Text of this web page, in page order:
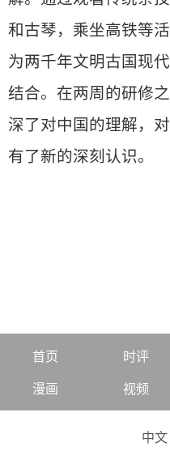
和古琴，乘坐高铁等
为两千年文明古国现
结合。在两周的研修
深了对中国的理解，
有了新的深刻认识。
首页 时评
漫画 视频
中文